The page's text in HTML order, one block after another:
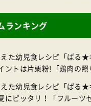
ランキング
た幼児食レシピ「ぱる★
ントは片栗粉!「鶏肉の照
た幼児食レシピ「ぱる★
にピッタリ！「フルーツ